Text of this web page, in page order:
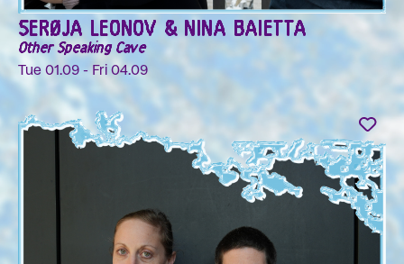
SERØJA LEONOV & NINA BAIETTA
Other Speaking Cave
Tue 01.09 - Fri 04.09